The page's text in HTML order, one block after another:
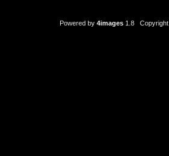
Powered by 4images1.8 Copyright